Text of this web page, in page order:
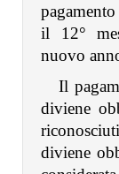
il 12°
nuovo
Il
diviene
diviene